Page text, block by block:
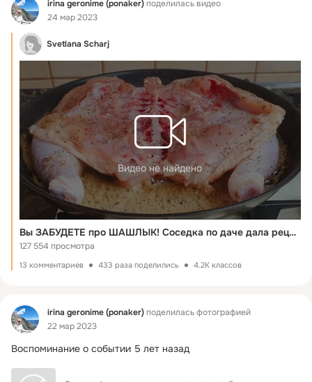
irina geronime (ponaker)поделилась видео
24 мар 2023
Svetlana Scharj
Видео не найдено
Вы ЗАБУДЕТЕ про ШАШЛЫК! Соседка по даче дала рецепт, Мы кушаем уже месяц и все еще хотим!
127 554 просмотра
13 комментариев 433 раза поделились 4.2K классов
Фид irina geronime (ponaker)поделилась фотографией
22 мар 2023
Воспоминание о событии 5 лет назад